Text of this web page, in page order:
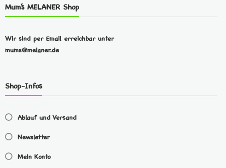
Mum’s MELANER Shop
Wir sind per Email erreichbar unter
mums@melaner.de
Shop-Infos
Ablauf und Versand
Newsletter
Mein Konto